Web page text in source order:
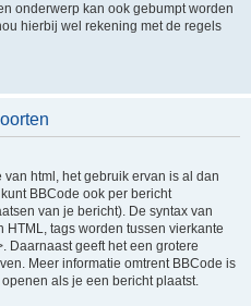
onderwerp kan ook gebumpt worden
hierbij wel rekening met de regels
html, het gebruik ervan is al dan
BBCode ook per bericht
van je bericht). De syntax van
tags worden tussen vierkante
Daarnaast geeft het een grotere
Meer informatie omtrent BBCode is
als je een bericht plaatst.